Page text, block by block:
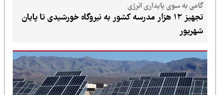
انرژی
۱۲ هزار مدرسه کشور به نیروگاه خورشیدی تا پایان